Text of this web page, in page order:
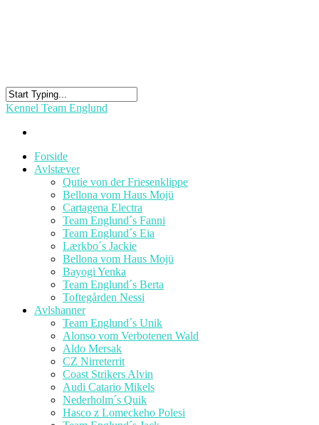
Kennel Team Englund
Forside
Avlstæver
Qutie von der Friesenklippe
Bellona vom Haus Mojü
Cartagena Electra
Team Englund´s Fanni
Team Englund´s Eia
Lærkbo´s Jackie
Bellona vom Haus Mojü
Bayogi Yenka
Team Englund´s Berta
Toftegården Nessi
Avlshanner
Team Englund´s Unik
Alonso vom Verbotenen Wald
Aldo Mersak
CZ Nirreterrit
Coast Strikers Alvin
Audi Catario Mikels
Nederholm´s Quik
Hasco z Lomeckeho Polesi